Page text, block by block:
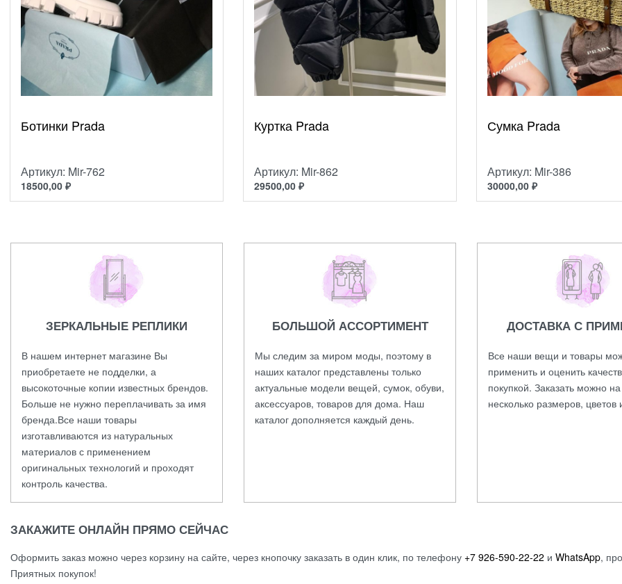
Ботинки Prada
Артикул: Mir-762
18500,00 ₽
Куртка Prada
Артикул: Mir-862
29500,00 ₽
Сумка Prada
Артикул: Mir-386
30000,00 ₽
ЗЕРКАЛЬНЫЕ РЕПЛИКИ
В нашем интернет магазине Вы
приобретаете не подделки, а
высокоточные копии известных брендов.
Больше не нужно переплачивать за имя
бренда.Все наши товары
изготавливаются из натуральных
материалов с применением
оригинальных технологий и проходят
контроль качества.
БОЛЬШОЙ АССОРТИМЕНТ
Мы следим за миром моды, поэтому в
наших каталог представлены только
актуальные модели вещей, сумок, обуви,
аксессуаров, товаров для дома. Наш
каталог дополняется каждый день.
ДОСТАВКА С
Все наши вещи и товары
применить и оценить
покупкой. Заказать можно
несколько размеров,
ЗАКАЖИТЕ ОНЛАЙН ПРЯМО СЕЙЧАС
Оформить заказ можно через корзину на сайте, через кнопочку заказать в один клик, по телефону +7 926-590-22-22 и WhatsApp,
Приятных покупок!